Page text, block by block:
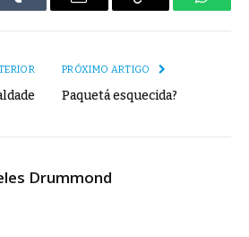
Tumblr
E-
Copiar
PRÓXIMO ARTIGO
Paquetá esquecida?
Drummond